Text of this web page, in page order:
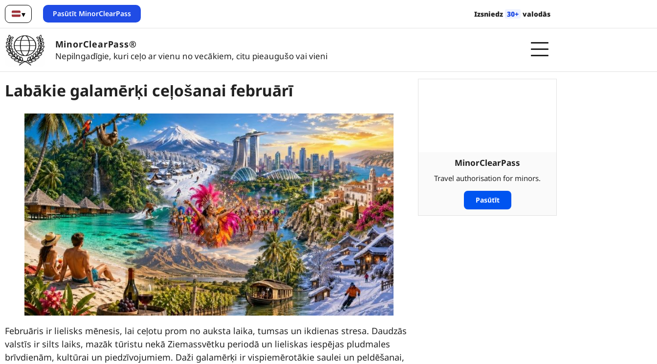
▾
Latviešu
Pasūtīt MinorClearPass Izsniedz 30+ valodās
MinorClearPass®
Nepilngadīgie, kuri ceļo ar vienu no vecākiem, citu pieaugušo vai vieni
Labākie galamērķi ceļošanai februārī
Februāris ir lielisks mēnesis, lai ceļotu prom no auksta laika, tumsas un ikdienas stresa. Daudzās
valstīs ir silts laiks, mazāk tūristu nekā Ziemassvētku periodā un lieliskas iespējas pludmales
brīvdienām, kultūrai un piedzīvojumiem. Daži galamērķi ir vispiemērotākie saulei un peldēšanai,
MinorClearPass
Travel authorisation for minors.
Pasūtīt